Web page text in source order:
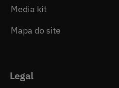
Media kit
Mapa do site
Legal